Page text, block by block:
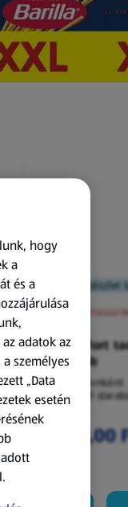
Amíg a készlet
XXL
Procomfort
54 darab
54 darabonként
(62,94 Ft/1
3 399,00
hogy
a
és a
adatok az
személyes
„Data
esetén